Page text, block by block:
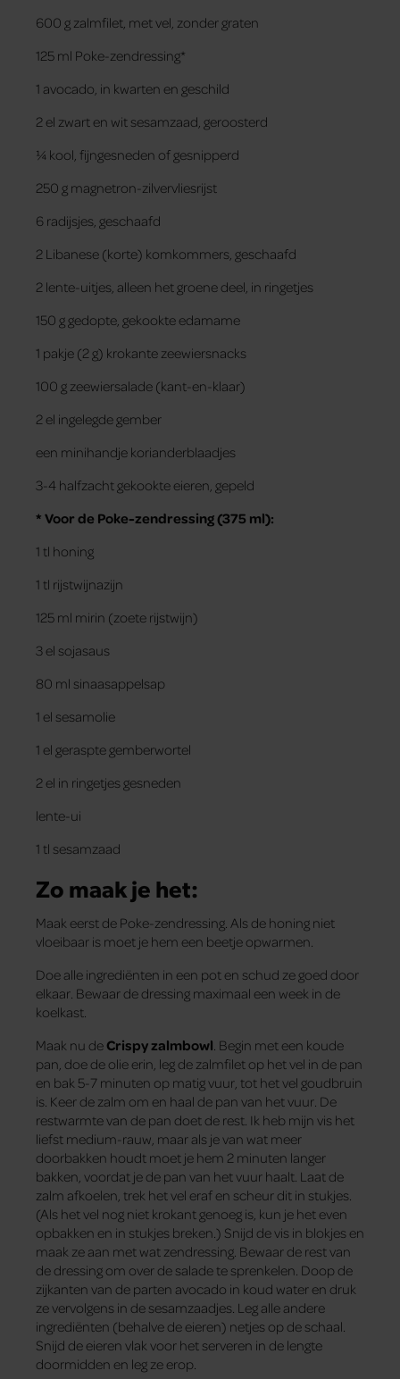
600 g zalmfilet, met vel, zonder graten
125 ml Poke-zendressing*
1 avocado, in kwarten en geschild
2 el zwart en wit sesamzaad, geroosterd
¼ kool, fijngesneden of gesnipperd
250 g magnetron-zilvervliesrijst
6 radijsjes, geschaafd
2 Libanese (korte) komkommers, geschaafd
2 lente-uitjes, alleen het groene deel, in ringetjes
150 g gedopte, gekookte edamame
1 pakje (2 g) krokante zeewiersnacks
100 g zeewiersalade (kant-en-klaar)
2 el ingelegde gember
een minihandje korianderblaadjes
3-4 halfzacht gekookte eieren, gepeld
* Voor de Poke-zendressing (375 ml):
1 tl honing
1 tl rijstwijnazijn
125 ml mirin (zoete rijstwijn)
3 el sojasaus
80 ml sinaasappelsap
1 el sesamolie
1 el geraspte gemberwortel
2 el in ringetjes gesneden
lente-ui
1 tl sesamzaad
Zo maak je het:
Maak eerst de Poke-zendressing. Als de honing niet
vloeibaar is moet je hem een beetje opwarmen.
Doe alle ingrediënten in een pot en schud ze goed door
elkaar. Bewaar de dressing maximaal een week in de
koelkast.
Maak nu de Crispy zalmbowl . Begin met een koude
pan, doe de olie erin, leg de zalmfilet op het vel in de pan
en bak 5-7 minuten op matig vuur, tot het vel goudbruin
is. Keer de zalm om en haal de pan van het vuur. De
restwarmte van de pan doet de rest. Ik heb mijn vis het
liefst medium-rauw, maar als je van wat meer
doorbakken houdt moet je hem 2 minuten langer
bakken, voordat je de pan van het vuur haalt. Laat de
zalm afkoelen, trek het vel eraf en scheur dit in stukjes.
(Als het vel nog niet krokant genoeg is, kun je het even
opbakken en in stukjes breken.) Snijd de vis in blokjes en
maak ze aan met wat zendressing. Bewaar de rest van
de dressing om over de salade te sprenkelen. Doop de
zijkanten van de parten avocado in koud water en druk
ze vervolgens in de sesamzaadjes. Leg alle andere
ingrediënten (behalve de eieren) netjes op de schaal.
Snijd de eieren vlak voor het serveren in de lengte
doormidden en leg ze erop.